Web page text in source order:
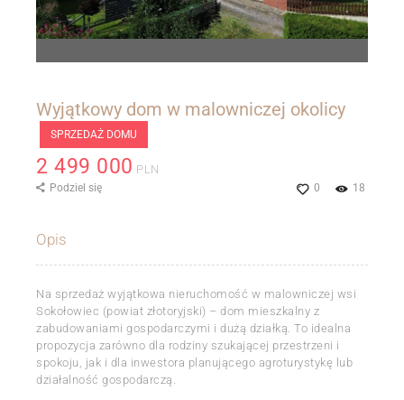
Wyjątkowy dom w malowniczej okolicy
SPRZEDAŻ DOMU
2 499 000 PLN
18
0
Podziel się
Opis
Na sprzedaż wyjątkowa nieruchomość w malowniczej wsi
Sokołowiec (powiat złotoryjski) – dom mieszkalny z
zabudowaniami gospodarczymi i dużą działką. To idealna
propozycja zarówno dla rodziny szukającej przestrzeni i
spokoju, jak i dla inwestora planującego agroturystykę lub
działalność gospodarczą.